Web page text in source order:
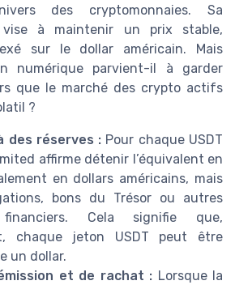
des cryptomonnaies. Sa
à maintenir un prix stable,
sur le dollar américain. Mais
numérique parvient-il à garder
que le marché des crypto actifs
?
des réserves : Pour chaque USDT
affirme détenir l’équivalent en
en dollars américains, mais
bons du Trésor ou autres
financiers. Cela signifie que,
chaque jeton USDT peut être
un dollar.
et de rachat : Lorsque la